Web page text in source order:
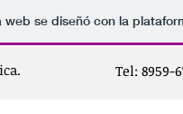
web se diseñó con la
Tel: 8959-